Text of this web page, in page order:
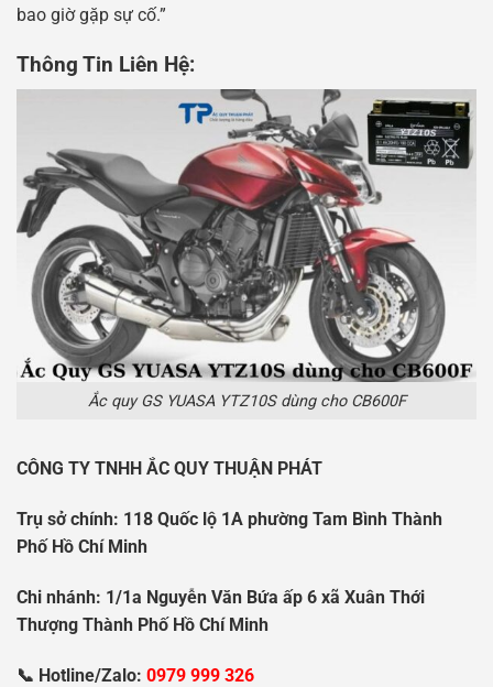
bao giờ gặp sự cố.”
Thông Tin Liên Hệ:
Ắc quy GS YUASA YTZ10S dùng cho CB600F
CÔNG TY TNHH ẮC QUY THUẬN PHÁT
Trụ sởchính: 118 Quốc l ộ 1A phường Tam Bình Thành
Phố Hồ Chí Minh
Chi nhánh: 1/1a Nguyễn Văn Bứa ấp 6 xã Xuân Thới
Thượng Thành PhốHồ Chí Minh
📞 Hotline/Zalo: 0979 999 326